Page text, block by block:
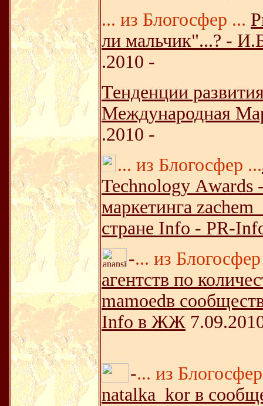
... из Блогосфер ...
ли мальчик"...? -
.2010 -
Тенденции
Международная
.2010 -
... из Блогосфер ...
Technology Аwards
маркетинга
стране Info - PR-
-... из
агентств по
mamoedв
Info в ЖЖ
-... из
natalka_kor в